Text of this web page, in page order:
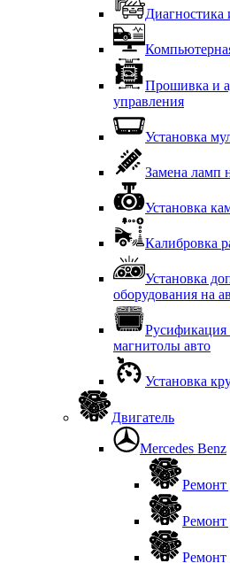
Диагностика
Прошивка и
управления
Установка
Замена ламп
Установка
Калибровка
Установка
оборудования на
магнитолы авто
Установка
Двигатель
Mercedes Benz
Ремонт
Ремонт
Ремонт